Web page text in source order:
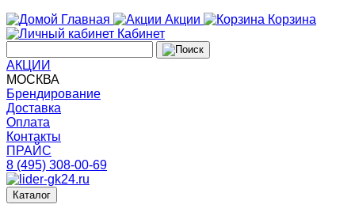
Главная
Акции
Корзина
Кабинет
АКЦИИ
МОСКВА
Брендирование
Доставка
Оплата
Контакты
ПРАЙС
8 (495) 308-00-69
Каталог